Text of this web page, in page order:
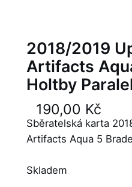
2018/2019
Artifacts
Holtby
190,00 Kč
Sběratelská karta
Artifacts Aqua 5
Skladem